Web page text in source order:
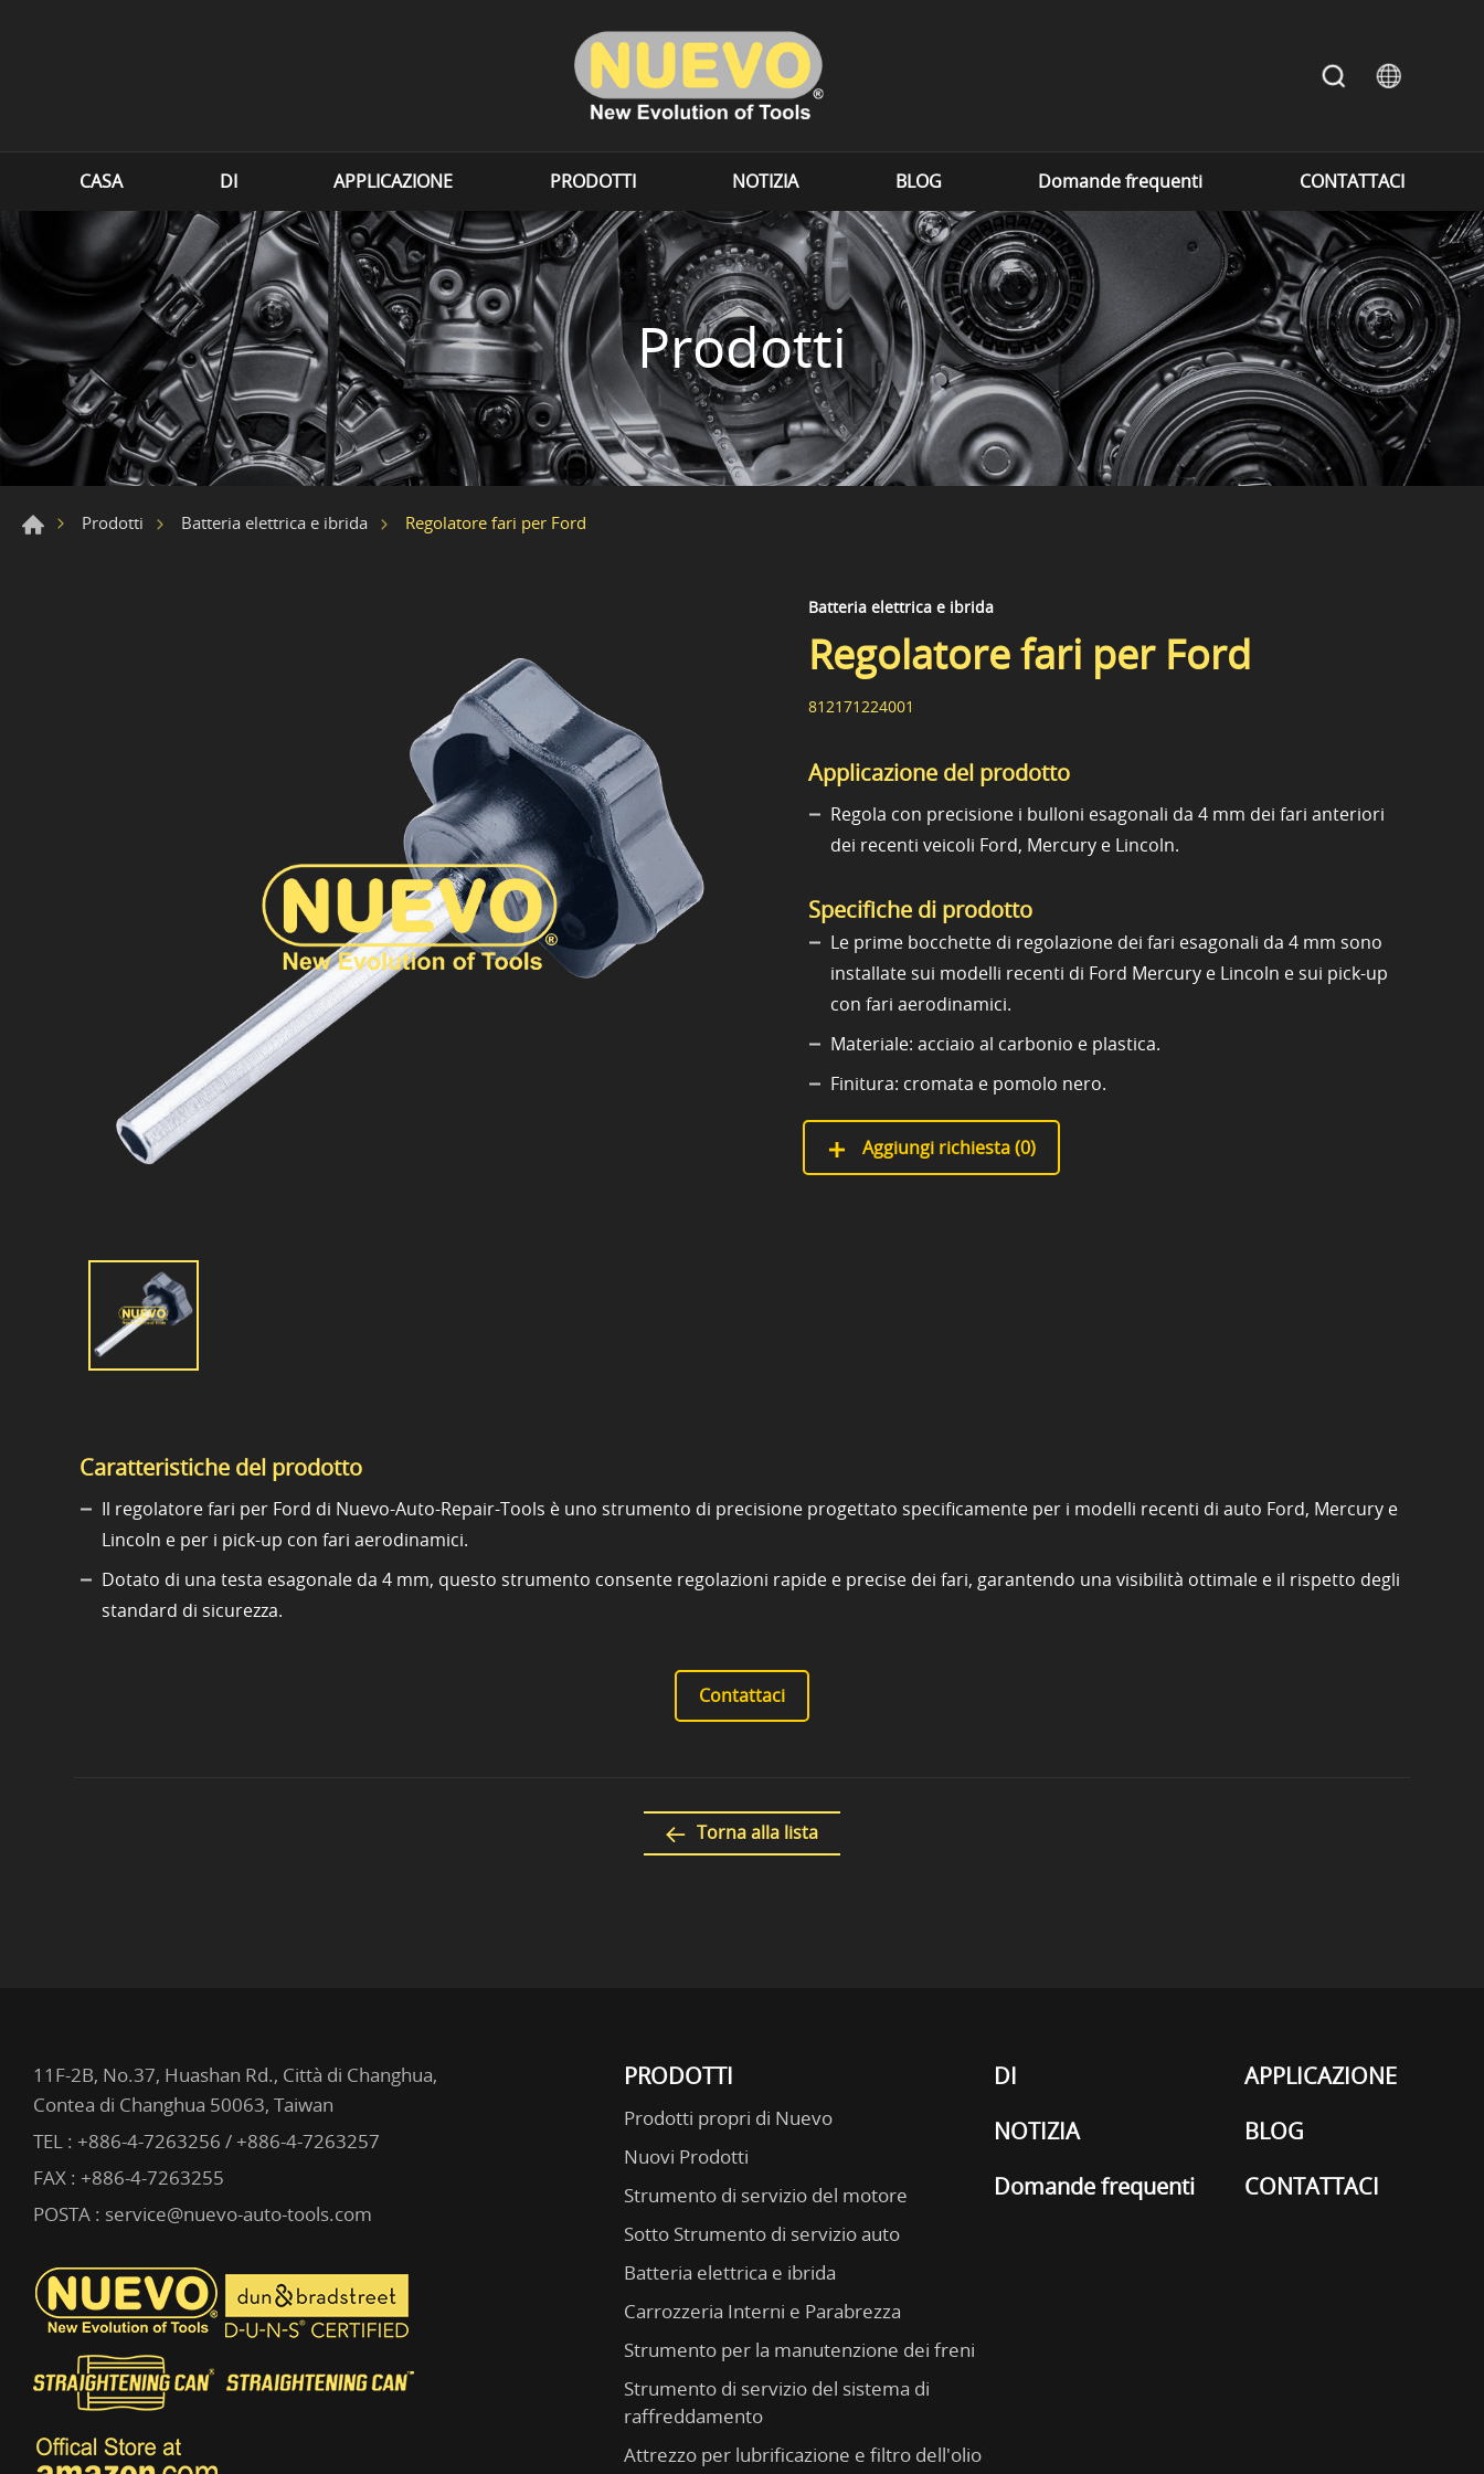
CASA DI APPLICAZIONE PRODOTTI NOTIZIA BLOG Domande frequenti CONTATTACI
Prodotti
Prodotti Batteria elettrica e ibrida Regolatore fari per Ford
Batteria elettrica e ibrida
Regolatore fari per Ford
812171224001
Applicazione del prodotto
Regola con precisione i bulloni esagonali da 4 mm dei fari anteriori
dei recenti veicoli Ford, Mercury e Lincoln.
Specifiche di prodotto
Le prime bocchette di regolazione dei fari esagonali da 4 mm sono
installate sui modelli recenti di Ford Mercury e Lincoln e sui pick-up
con fari aerodinamici.
Materiale: acciaio al carbonio e plastica.
Finitura: cromata e pomolo nero.
Aggiungi richiesta (0)
Caratteristiche del prodotto
Il regolatore fari per Ford di Nuevo-Auto-Repair-Tools è uno strumento di precisione progettato specificamente per i modelli recenti di auto Ford, Mercury e
Lincoln e per i pick-up con fari aerodinamici.
Dotato di una testa esagonale da 4 mm, questo strumento consente regolazioni rapide e precise dei fari, garantendo una visibilità ottimale e il rispetto degli
standard di sicurezza.
Contattaci
Torna alla lista
PRODOTTI
Prodotti propri di Nuevo
Nuovi Prodotti
Strumento di servizio del motore
Sotto Strumento di servizio auto
Batteria elettrica e ibrida
Carrozzeria Interni e Parabrezza
Strumento per la manutenzione dei freni
Strumento di servizio del sistema di
raffreddamento
Attrezzo per lubrificazione e filtro dell'olio
DI
APPLICAZIONE
NOTIZIA
BLOG
Domande frequenti
CONTATTACI
11F-2B, No.37, Huashan Rd., Città di Changhua,
Contea di Changhua 50063, Taiwan
TEL : +886-4-7263256 / +886-4-7263257
FAX : +886-4-7263255
POSTA : service@nuevo-auto-tools.com